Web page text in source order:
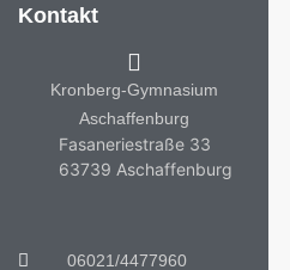
Kontakt
Kronberg-Gymnasium
Aschaffenburg
Fasaneriestraße 33
63739 Aschaffenburg
06021/4477960